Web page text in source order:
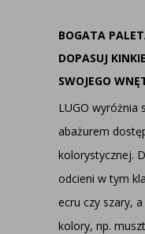
BOGATA
DOPASUJ
SWOJEGO
LUGO wyróżnia
abażurem
kolorystycznej.
odcieni w tym
ecru czy szary,
kolory, np.